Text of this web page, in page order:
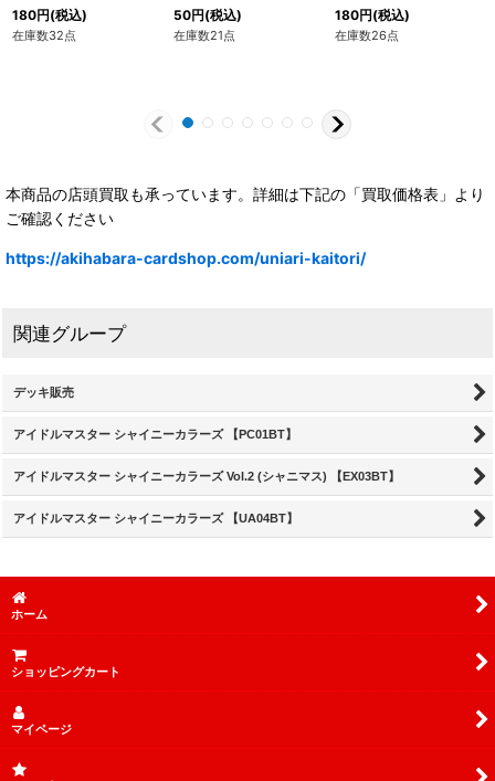
180円(税込)
在庫数32点
50円(税込)
在庫数21点
180円(税込)
在庫数26点
本商品の店頭買取も承っています。詳細は下記の「買取価格表」より
ご確認ください
https://akihabara-cardshop.com/uniari-kaitori/
関連グループ
デッキ販売
アイドルマスター シャイニーカラーズ 【PC01BT】
アイドルマスター シャイニーカラーズ Vol.2 (シャニマス) 【EX03BT】
アイドルマスター シャイニーカラーズ 【UA04BT】
ホーム
ショッピングカート
マイページ